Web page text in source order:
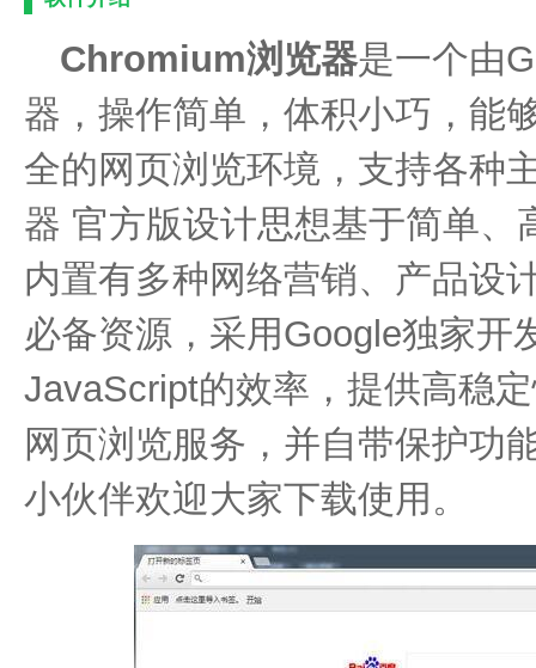
Chromium浏览器是一个由
器，操作简单，体积小巧，能
全的网页浏览环境，支持各种
器 官方版设计思想基于简单、
内置有多种网络营销、产品设
必备资源，采用Google独家开
JavaScript的效率，提供高稳
网页浏览服务，并自带保护功
小伙伴欢迎大家下载使用。